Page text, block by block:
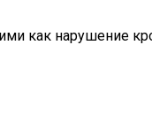
как нарушение